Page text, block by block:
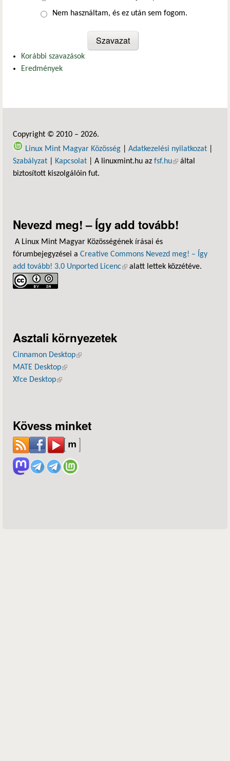
Nem használtam, és ez után sem fogom.
Korábbi szavazások
Eredmények
Copyright © 2010 – 2026.
Linux Mint Magyar Közösség
Adatkezelési nyilatkozat
Szabályzat
Kapcsolat | A linuxmint.hu az fsf.hu(külső hivatkozás)
által
biztosított kiszolgálóin fut.
Nevezd meg! – Így add tovább!
A Linux Mint Magyar Közösségének írásai és
fórumbejegyzései a Creative Commons Nevezd meg! – Így
add tovább! 3.0 Unported Licenc(külső hivatkozás)
alatt lettek közzétéve.
Asztali környezetek
Cinnamon Desktop(külső hivatkozás)
MATE Desktop(külső hivatkozás)
Xfce Desktop(külső hivatkozás)
Kövess minket